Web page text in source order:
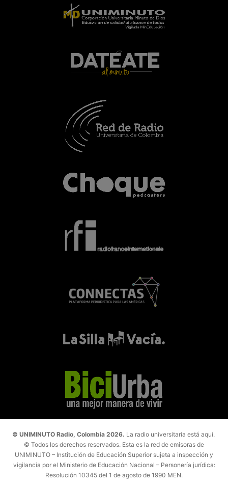
© UNIMINUTO Radio, Colombia 2026. La radio universitaria está aquí.
© Todos los derechos reservados. Esta es la red de emisoras de
UNIMINUTO – Institución de Educación Superior sujeta a inspección y
vigilancia por el Ministerio de Educación Nacional – Personería jurídica:
Resolución 10345 del 1 de agosto de 1990 MEN.